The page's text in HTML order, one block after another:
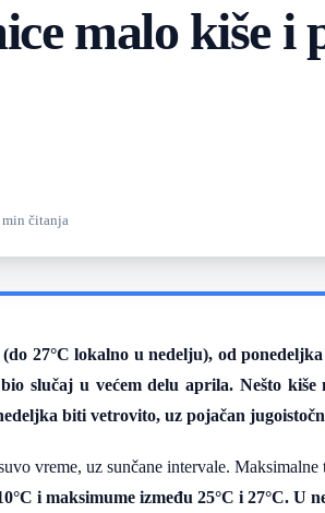
malo kiše i
min čitanja
27°C lokalno u nedelju), od
slučaj u većem delu aprila. Nešto
biti vetrovito, uz pojačan
vreme, uz sunčane intervale. Maksimalne
i maksimume između 25°C i 27°C. U